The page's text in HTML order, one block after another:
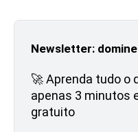
Newsletter:
🚀 Aprenda tudo o
apenas 3 minutos
gratuito